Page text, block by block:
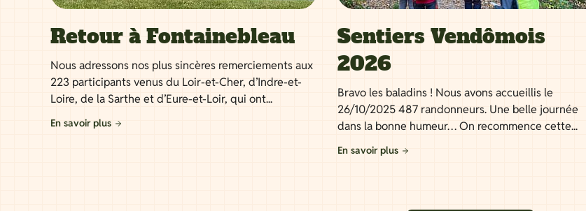
Retour à Fontainebleau
Nous adressons nos plus sincères remerciements aux
223 participants venus du Loir-et-Cher, d’Indre-et-
Loire, de la Sarthe et d’Eure-et-Loir, qui ont...
En savoir plus
Sentiers Vendômois
2026
Bravo les baladins ! Nous avons accueillis le
26/10/2025 487 randonneurs. Une belle journée
dans la bonne humeur… On recommence cette...
En savoir plus